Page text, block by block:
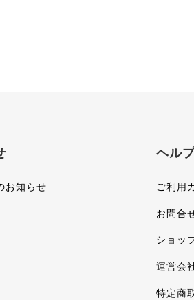
お知らせ
ヘル
ご利用
お問合
ショッ
運営会
特定商